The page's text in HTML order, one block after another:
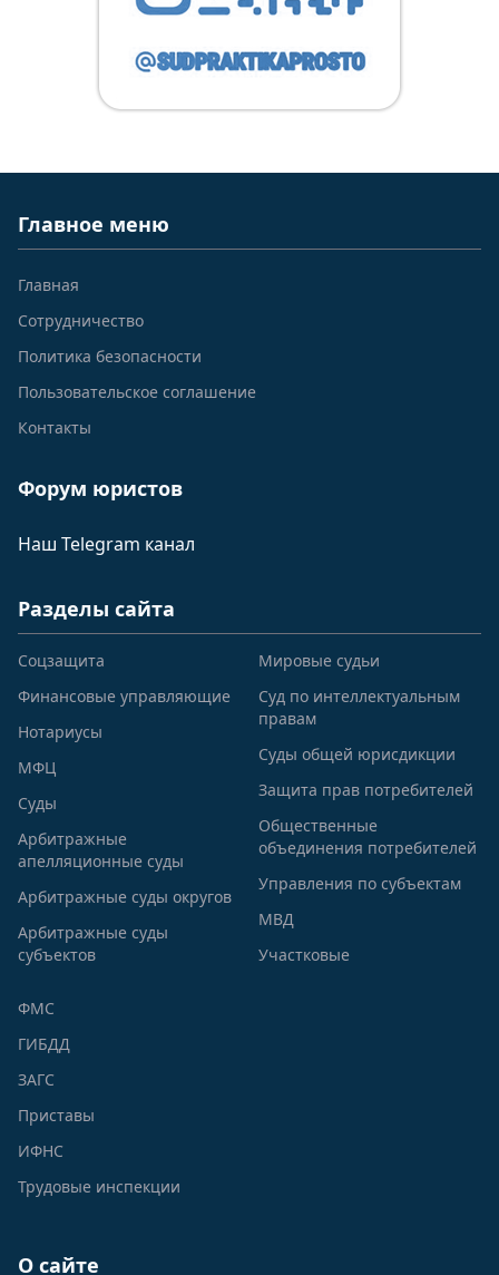
Главное меню
Главная
Сотрудничество
Политика безопасности
Пользовательское соглашение
Контакты
Форум юристов
Наш Telegram канал
Разделы сайта
Соцзащита
Финансовые управляющие
Нотариусы
МФЦ
Суды
Арбитражные
апелляционные суды
Арбитражные суды округов
Арбитражные суды
субъектов
Мировые судьи
Суд по интеллектуальным
правам
Суды общей юрисдикции
Защита прав потребителей
Общественные
объединения потребителей
Управления по субъектам
МВД
Участковые
ФМС
ГИБДД
ЗАГС
Приставы
ИФНС
Трудовые инспекции
О сайте